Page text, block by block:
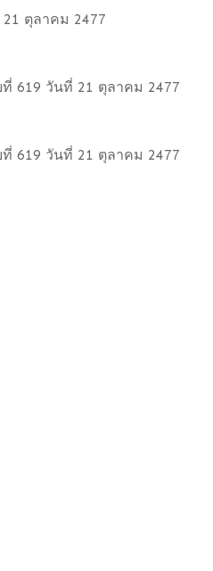
ตุลาคม 2477
619 วันที่ 21 ตุลาคม 2477
619 วันที่ 21 ตุลาคม 2477